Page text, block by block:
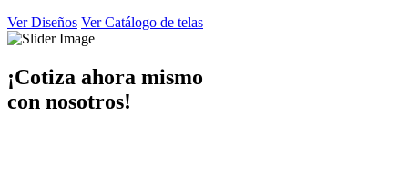
Ver Diseños Ver Catálogo de telas
¡Cotiza ahora mismo
con nosotros!